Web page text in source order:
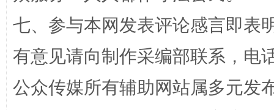
网上购药对药下症？
七、参与本网发表评论感言即表
有意见请向制作采编部联系，电
公众传媒所有辅助网站属多元发